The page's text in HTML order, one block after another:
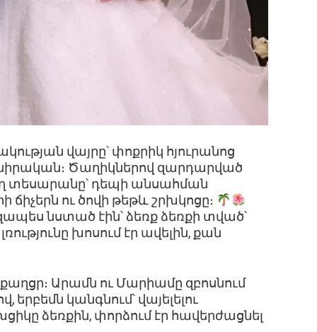
վայրը՝ փոքրիկ հյուրանոց
Ծաղիկներով զարդարված
տեսարանը՝ դեպի անսահման
ճիչերն ու ծովի թեթև շրխկոցը։
նստած էին՝ ձեռք ձեռքի տված՝
խոսում էր ավելին, քան
Արամն ու Մարիամը զբոսնում
կանգնում՝ վայելելու
ձեռքին, փորձում էր հավերժացնել